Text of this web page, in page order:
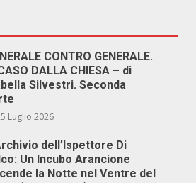
CONTRO GENERALE.
DALLA CHIESA – di
Silvestri. Seconda
Luglio 2026
dell’Ispettore Di
Un Incubo Arancione
la Notte nel Ventre del